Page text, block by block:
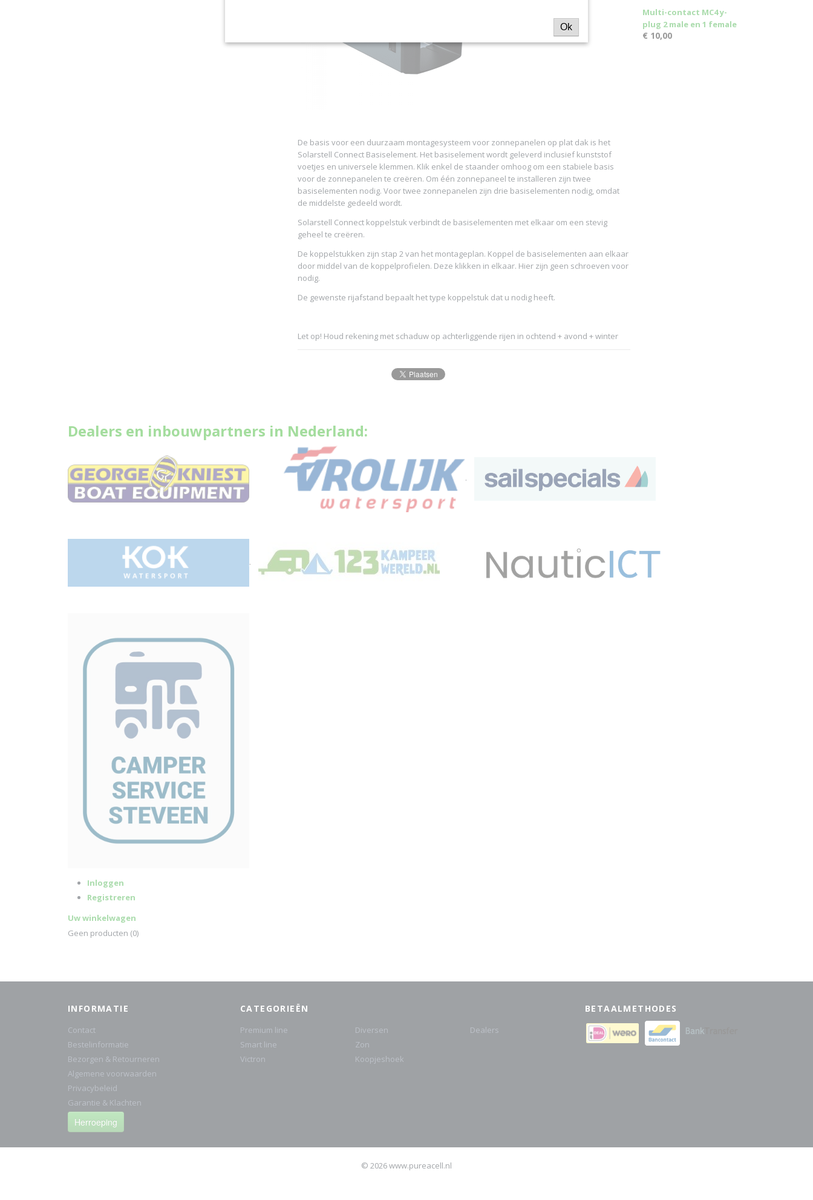
De basis voor een duurzaam montagesysteem voor zonnepanelen op plat dak is het
Solarstell Connect Basiselement. Het basiselement wordt geleverd inclusief kunststof
voetjes en universele klemmen. Klik enkel de staander omhoog om een stabiele basis
voor de zonnepanelen te creëren. Om één zonnepaneel te installeren zijn twee
basiselementen nodig. Voor twee zonnepanelen zijn drie basiselementen nodig, omdat
de middelste gedeeld wordt.
Solarstell Connect koppelstuk verbindt de basiselementen met elkaar om een stevig
geheel te creëren.
De koppelstukken zijn stap 2 van het montageplan. Koppel de basiselementen aan elkaar
door middel van de koppelprofielen. Deze klikken in elkaar. Hier zijn geen schroeven voor
nodig.
De gewenste rijafstand bepaalt het type koppelstuk dat u nodig heeft.
Let op! Houd rekening met schaduw op achterliggende rijen in ochtend + avond + winter
Multi-contact MC4 y-
plug 2 male en 1 female
€ 10,00
Dealers en inbouwpartners in Nederland:
.
.
Inloggen
Registreren
Uw winkelwagen
Geen producten (0)
INFORMATIE
Contact
Bestelinformatie
Bezorgen & Retourneren
Algemene voorwaarden
Privacybeleid
Garantie & Klachten
Herroeping
CATEGORIEËN
Premium line
Smart line
Victron
Diversen
Zon
Koopjeshoek
Dealers
BETAALMETHODES
© 2026 www.pureacell.nl
Ok